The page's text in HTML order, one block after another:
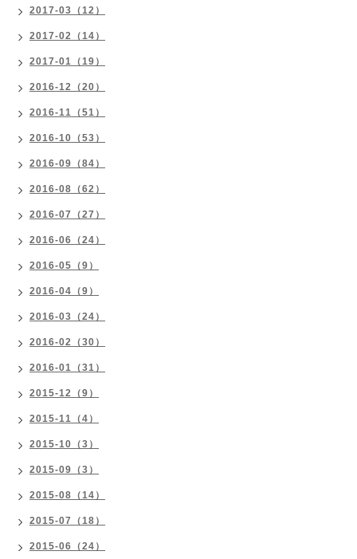
2017-03（12）
2017-02（14）
2017-01（19）
2016-12（20）
2016-11（51）
2016-10（53）
2016-09（84）
2016-08（62）
2016-07（27）
2016-06（24）
2016-05（9）
2016-04（9）
2016-03（24）
2016-02（30）
2016-01（31）
2015-12（9）
2015-11（4）
2015-10（3）
2015-09（3）
2015-08（14）
2015-07（18）
2015-06（24）